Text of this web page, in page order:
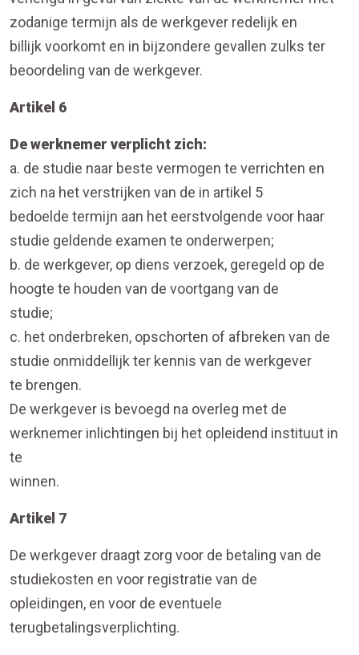
zodanige termijn als de werkgever redelijk en
billijk voorkomt en in bijzondere gevallen zulks ter
beoordeling van de werkgever.
Artikel 6
De werknemer verplicht zich:
a. de studie naar beste vermogen te verrichten en
zich na het verstrijken van de in artikel 5
bedoelde termijn aan het eerstvolgende voor haar
studie geldende examen te onderwerpen;
b. de werkgever, op diens verzoek, geregeld op de
hoogte te houden van de voortgang van de
studie;
c. het onderbreken, opschorten of afbreken van de
studie onmiddellijk ter kennis van de werkgever
te brengen.
De werkgever is bevoegd na overleg met de
werknemer inlichtingen bij het opleidend instituut in
te
winnen.
Artikel 7
De werkgever draagt zorg voor de betaling van de
studiekosten en voor registratie van de
opleidingen, en voor de eventuele
terugbetalingsverplichting.